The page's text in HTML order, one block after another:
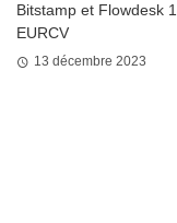
Bitstamp et Flowdesk
EURCV
13 décembre 2023